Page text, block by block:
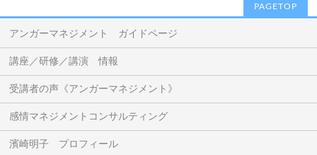
PAGETOP
アンガーマネジメント ガイドページ
講座／研修／講演 情報
受講者の声《アンガーマネジメント》
感情マネジメントコンサルティング
濱崎明子 プロフィール